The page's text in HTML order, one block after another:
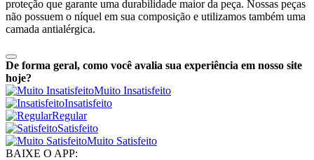
proteção que garante uma durabilidade maior da peça. Nossas peças
não possuem o níquel em sua composição e utilizamos também uma
camada antialérgica.
De forma geral, como você avalia sua experiência em nosso site
hoje?
Muito Insatisfeito
Insatisfeito
Regular
Satisfeito
Muito Satisfeito
BAIXE O APP: